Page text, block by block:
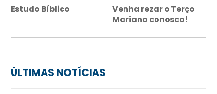
Estudo Bíblico
Venha rezar o Terço
Mariano conosco!
ÚLTIMAS NOTÍCIAS